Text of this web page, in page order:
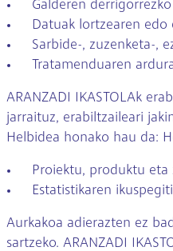
Galderen
Datuak lortzearen
Sarbide-, zuzenketa-,
Tratamenduaren
ARANZADI IKASTOLAk
jarraituz, erabiltzaileari
Helbidea honako hau da:
Proiektu, produktu
Estatistikaren
Aurkakoa adierazten ez
sartzeko. ARANZADI